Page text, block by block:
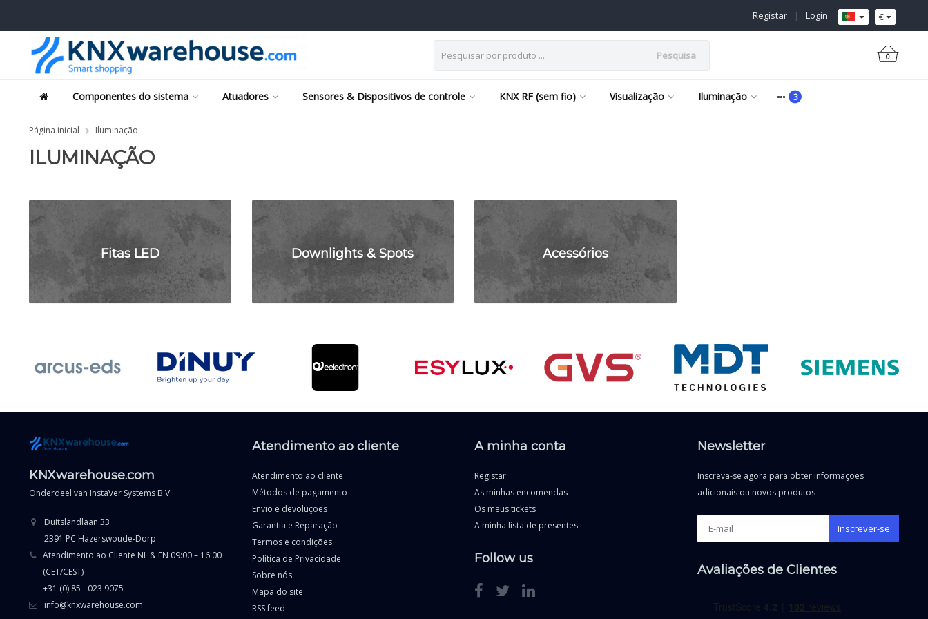
€
Login
|
Registar
Pesquisa 0
Componentes do sistema Atuadores Sensores & Dispositivos de controle KNX RF (sem fio) Visualização Iluminação
Página inicial Iluminação
ILUMINAÇÃO
Fitas LED Downlights & Spots Acessórios
KNXwarehouse.com
Onderdeel van InstaVer Systems B.V.
Duitslandlaan 33
2391 PC Hazerswoude-Dorp
Atendimento ao Cliente NL & EN 09:00 – 16:00
(CET/CEST)
+31 (0) 85 - 023 9075
info@knxwarehouse.com
Atendimento ao cliente
Atendimento ao cliente
Métodos de pagamento
Envio e devoluções
Garantia e Reparação
Termos e condições
Política de Privacidade
Sobre nós
Mapa do site
RSS feed
A minha conta
Registar
As minhas encomendas
Os meus tickets
A minha lista de presentes
Follow us
Newsletter
Inscreva-se agora para obter informações
adicionais ou novos produtos
Inscrever-se
Avaliações de Clientes